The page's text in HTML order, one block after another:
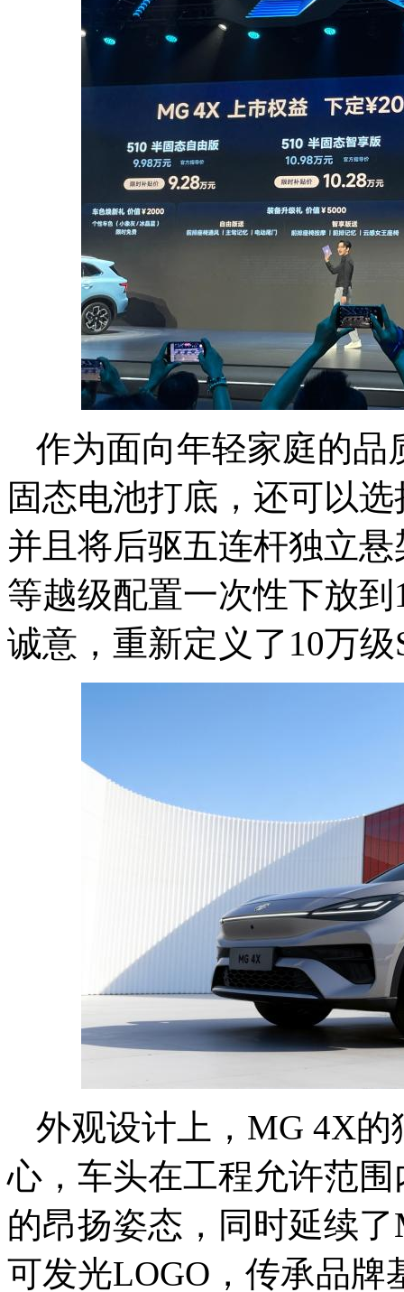
作为面向年轻家庭的品
固态电池打底，还可以
并且将后驱五连杆独立
等越级配置一次性下放
诚意，重新定义了10万
外观设计上，MG 4X
心，车头在工程允许范
的昂扬姿态，同时延续
可发光LOGO，传承品